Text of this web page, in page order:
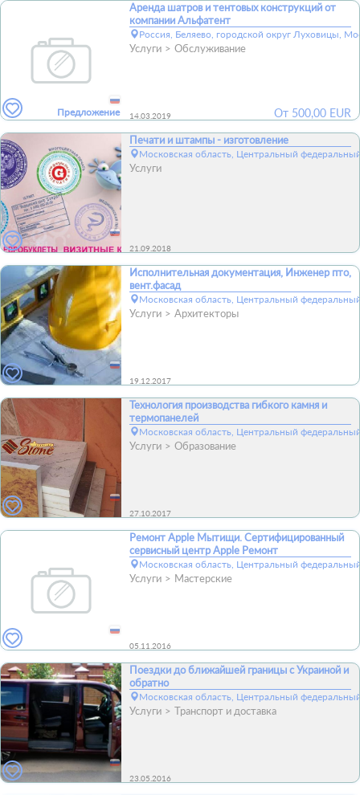
Предложение
Аренда шатров и тентовых конструкций от
компании Альфатент
Россия, Беляево, городской округ Луховицы,
Услуги Обслуживание
14.03.2019 От 500,00 EUR
Печати и штампы - изготовление
Московская область, Центральный
Услуги
21.09.2018
Исполнительная документация, Инженер пто,
вент.фасад
Московская область, Центральный
Услуги Архитекторы
19.12.2017
Технология производства гибкого камня и
термопанелей
Московская область, Центральный
Услуги Образование
27.10.2017
Ремонт Apple Мытищи. Сертифицированный
сервисный центр Apple Ремонт
Московская область, Центральный
Услуги Мастерские
05.11.2016
Поездки до ближайшей границы с Украиной и
обратно
Московская область, Центральный
Услуги Транспорт и доставка
23.05.2016